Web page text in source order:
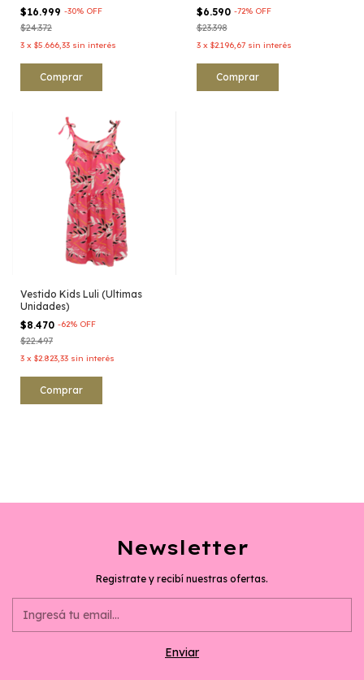
$16.999 -30% OFF
$24.372
3 x $5.666,33 sin interés
Comprar
$6.590 -72% OFF
$23.398
3 x $2.196,67 sin interés
Comprar
Vestido Kids Luli (Ultimas
Unidades)
$8.470 -62% OFF
$22.497
3 x $2.823,33 sin interés
Comprar
Newsletter
Registrate y recibí nuestras ofertas.